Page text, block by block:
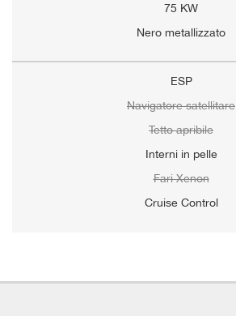
75 KW
Nero metallizzato
ESP
Navigatore satellitare
Tetto apribile
Interni in pelle
Fari Xenon
Cruise Control